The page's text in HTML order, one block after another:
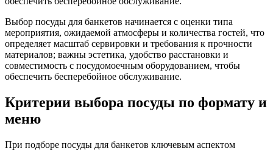
Выбор посуды для банкетов начинается с оценки типа
мероприятия, ожидаемой атмосферы и количества гостей, что
определяет масштаб сервировки и требования к прочности
материалов; важны эстетика, удобство расстановки и
совместимость с посудомоечным оборудованием, чтобы
обеспечить бесперебойное обслуживание.
Критерии выбора посуды по формату и
меню
При подборе посуды для банкетов ключевым аспектом